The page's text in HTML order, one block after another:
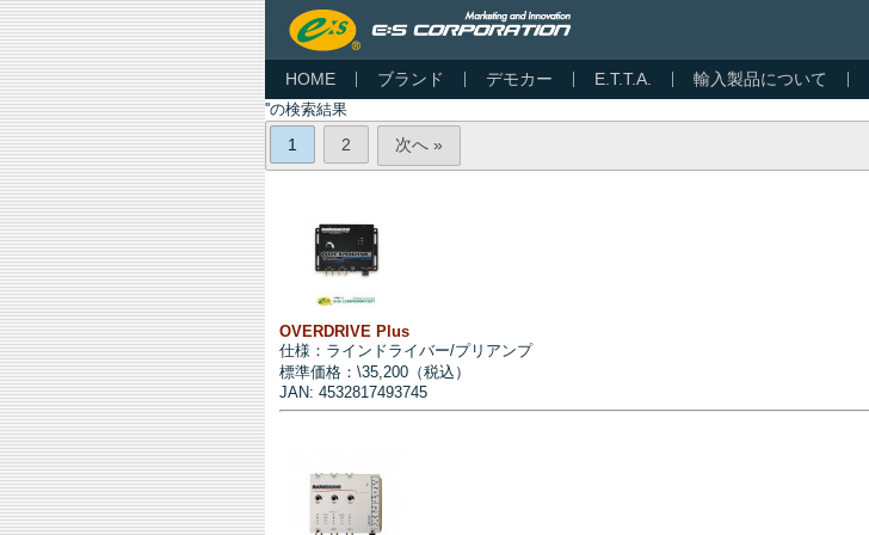
HOME ブランド デモカー E.T.T.A. 輸入製品について
''の検索結果
1 2 次へ »
OVERDRIVE Plus
仕様：ラインドライバー/プリアンプ
標準価格：\35,200（税込）
JAN: 4532817493745